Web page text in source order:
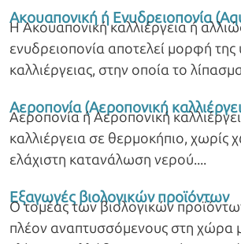
Ακουαπονική ή Ενυδρειοπονία
Η Ακουαπονική καλλιέργεια ή
ενυδρειοπονία αποτελεί μορφή της
καλλιέργειας, στην οποία το
Αεροπονία (Αεροπονική
Αεροπονία ή Αεροπονική
καλλιέργεια σε θερμοκήπιο, χωρίς
ελάχιστη κατανάλωση νερού.
Εξαγωγές βιολογικών προϊόντων
Ο τομέας των βιολογικών
πλέον αναπτυσσόμενους στη χώρα